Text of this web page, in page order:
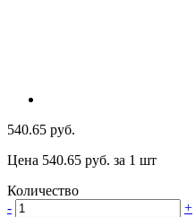
540.65 руб.
Цена 540.65 руб. за 1 шт
Количество
-
+